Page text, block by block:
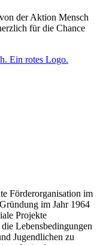
der Aktion Mensch
für die Chance
Förderorganisation im
im Jahr 1964
Projekte
Lebensbedingungen
Jugendlichen zu